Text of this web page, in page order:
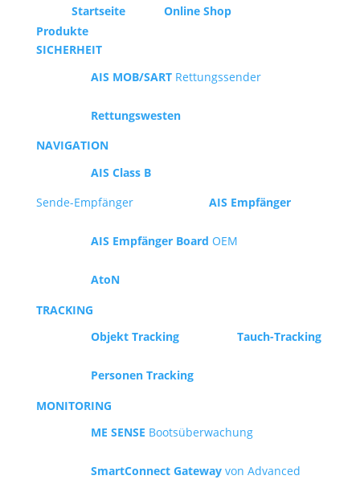
Startseite
Online Shop
Produkte
SICHERHEIT
AIS MOB/SARTRettungssender
Rettungswesten
NAVIGATION
AIS Class B
Sende-Empfänger
AIS Empfänger
AIS Empfänger Board OEM
AtoN
TRACKING
Objekt Tracking
Tauch-Tracking
Personen Tracking
MONITORING
ME SENSE Bootsüberwachung
SmartConnect Gatewayvon Advanced